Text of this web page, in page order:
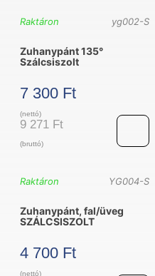
szett
yg002-S
Raktáron
Zuhanypánt 135°
Szálcsiszolt
7 300 Ft
(nettó)
9 271 Ft
(bruttó)
Szálcsiszolt
YG004-S
Raktáron
Zuhanypánt, fal/üveg
SZÁLCSISZOLT
4 700 Ft
(nettó)